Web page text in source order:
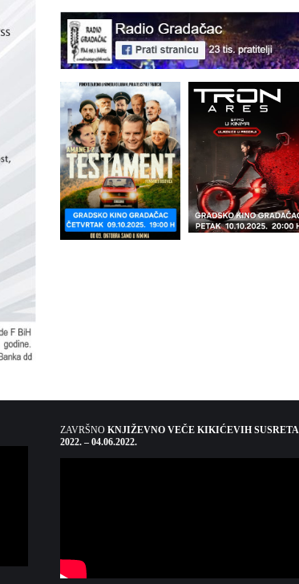
ZAVRŠNO KNJIŽEVNO VEČE KIKIĆEVIH SUSRETA
2022. – 04.06.2022.